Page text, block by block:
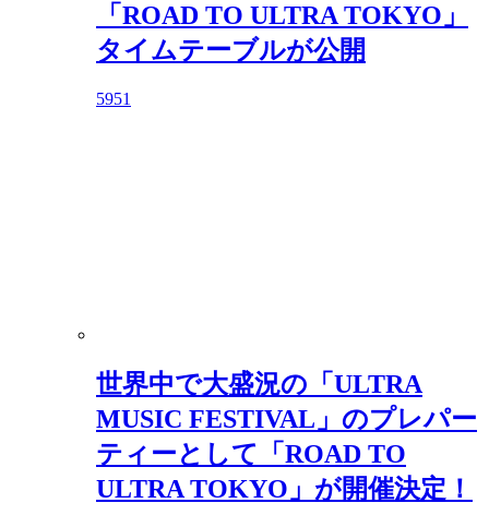
「ROAD TO ULTRA TOKYO」
タイムテーブルが公開
5951
世界中で大盛況の「ULTRA
MUSIC FESTIVAL」のプレパー
ティーとして「ROAD TO
ULTRA TOKYO」が開催決定！